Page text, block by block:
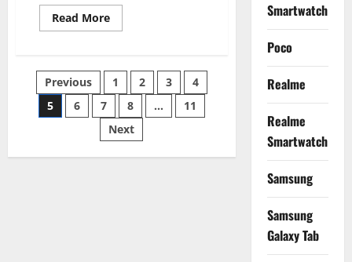
Read MoreRead
more
2
5G,
Smartphone
Fotografi
2
Jutaan
dengan
108
Posts
pagination
Previous 1 2 3
4
5
6 7 8 …
11
Next
Smartwatch
Poco
Realme
Realme
Smartwatch
Samsung
Samsung
Galaxy Tab